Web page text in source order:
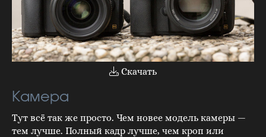
Скачать
Камера
Тут всё так же просто. Чем новее модель камеры —
тем лучше. Полный кадр лучше, чем кроп или